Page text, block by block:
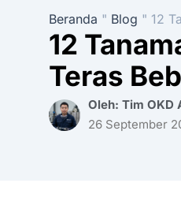
Beranda " Blog " 12
12
Teras
Oleh: Tim OKD
26 September